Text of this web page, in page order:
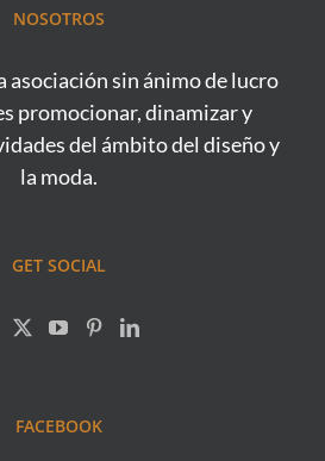
NOSOTROS
asociación sin ánimo de lucro
promocionar, dinamizar y
del ámbito del diseño y
la moda.
GET SOCIAL
FACEBOOK